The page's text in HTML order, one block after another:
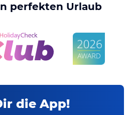
perfekten Urlaub
die App!